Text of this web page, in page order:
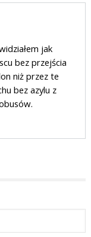
jak
bez przejścia
niż przez te
bez azylu z